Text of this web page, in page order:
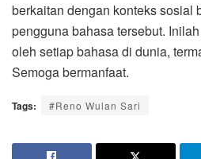
berkaitan dengan konteks sosial
pengguna bahasa tersebut.
oleh setiap bahasa di dunia,
Semoga bermanfaat.
Tags: #Reno Wulan Sari